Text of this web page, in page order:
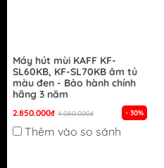
Máy hút mùi KAFF KF-
SL60KB, KF-SL70KB âm tủ
màu đen - Bảo hành chính
hãng 3 năm
2.850.000₫ 4.080.000₫ - 30%
Thêm vào so sánh